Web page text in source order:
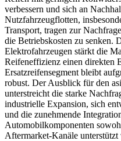
verbessern und sich an
Nutzfahrzeugflotten,
Transport, tragen zur
die Betriebskosten zu senken.
Elektrofahrzeugen stärkt die
Reifeneffizienz einen direkten
Ersatzreifensegment bleibt
robust. Der Ausblick für den
unterstreicht die starke
industrielle Expansion, sich
und die zunehmende
Automobilkomponenten
Aftermarket-Kanäle unterstützt